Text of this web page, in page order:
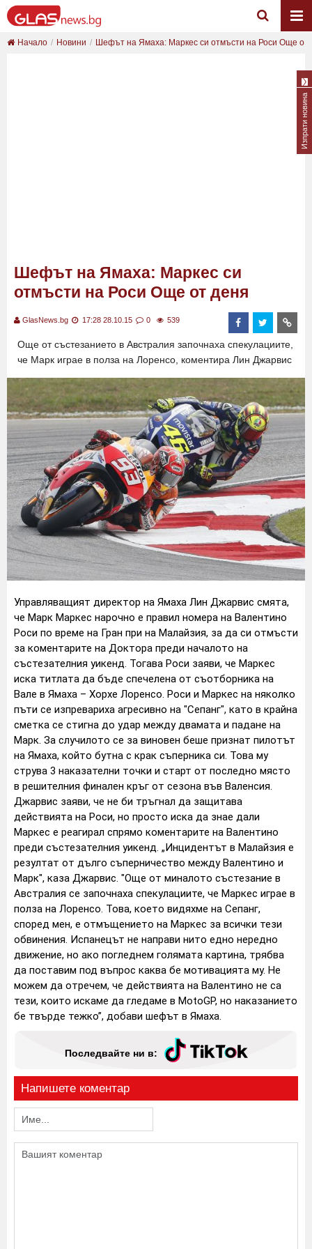
Начало Новини Шефът на Ямаха: Маркес си отмъсти на Роси Още о...
Шефът на Ямаха: Маркес си
отмъсти на Роси Още от деня
GlasNews.bg 17:28 28.10.15 0 539
Още от състезанието в Австралия започнаха спекулациите,
че Марк играе в полза на Лоренсо, коментира Лин Джарвис
Управляващият директор на Ямаха Лин Джарвис смята,
че Марк Маркес нарочно е правил номера на Валентино
Роси по време на Гран при на Малайзия, за да си отмъсти
за коментарите на Доктора преди началото на
състезателния уикенд. Тогава Роси заяви, че Маркес
иска титлата да бъде спечелена от съотборника на
Вале в Ямаха – Хорхе Лоренсо. Роси и Маркес на няколко
пъти се изпревариха агресивно на "Сепанг", като в крайна
сметка се стигна до удар между двамата и падане на
Марк. За случилото се за виновен беше признат пилотът
на Ямаха, който бутна с крак съперника си. Това му
струва 3 наказателни точки и старт от последно място
в решителния финален кръг от сезона във Валенсия.
Джарвис заяви, че не би тръгнал да защитава
действията на Роси, но просто иска да знае дали
Маркес е реагирал спрямо коментарите на Валентино
преди състезателния уикенд. „Инцидентът в Малайзия е
резултат от дълго съперничество между Валентино и
Марк", каза Джарвис. "Още от миналото състезание в
Австралия се започнаха спекулациите, че Маркес играе в
полза на Лоренсо. Това, което видяхме на Сепанг,
според мен, е отмъщението на Маркес за всички тези
обвинения. Испанецът не направи нито едно нередно
движение, но ако погледнем голямата картина, трябва
да поставим под въпрос каква бе мотивацията му. Не
можем да отречем, че действията на Валентино не са
тези, които искаме да гледаме в MotoGP, но наказанието
бе твърде тежко”, добави шефът в Ямаха.
Последвайте ни в:
Напишете коментар
Изпрати новина